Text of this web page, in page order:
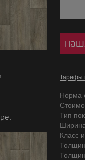
Тарифы
Норма
Тип
Класс